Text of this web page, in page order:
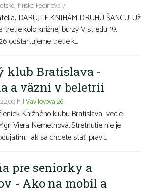
ihrisko Fedinova 7
DARUJTE KNIHÁM DRUHÚ ŠANCU! Už
tretie kolo knižnej burzy V stredu 19.
odštartujeme tretie k...
klub Bratislava -
a väzni v beletrii
h. |Vavilovova 26
Knižného klubu Bratislava vedie
Viera Némethová. Stretnutie nie je
ak sa chcete stať pravi...
pre seniorky a
- Ako na mobil a